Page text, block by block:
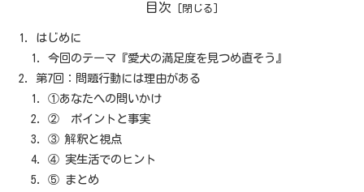
目次
はじめに
今回のテーマ『愛犬の満足度を見つめ直そう』
第7回：問題行動には理由がある
①あなたへの問いかけ
② ポイントと事実
③ 解釈と視点
④ 実生活でのヒント
⑤ まとめ